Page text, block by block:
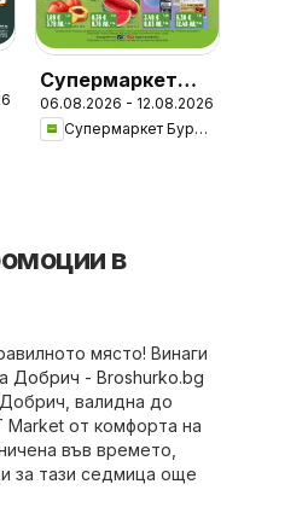
Супермаркет
Бурлекс
брошура
06.08.2026 - 12.08.2026
Супермаркет Бурлекс
в
място! Винаги
Добрич - Broshurko.bg
валидна до
Market от комфорта на
във времето,
за тази седмица още